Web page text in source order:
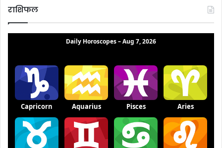
राशिफल